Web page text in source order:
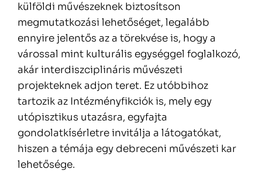
külföldi művészeknek biztosítson
megmutatkozási lehetőséget, legalább
ennyire jelentős az a törekvése is, hogy a
várossal mint kulturális egységgel foglalkozó,
akár interdiszciplináris művészeti
projekteknek adjon teret. Ez utóbbihoz
tartozik az Intézményfikciók is, mely egy
utópisztikus utazásra, egyfajta
gondolatkísérletre invitálja a látogatókat,
hiszen a témája egy debreceni művészeti kar
lehetősége.